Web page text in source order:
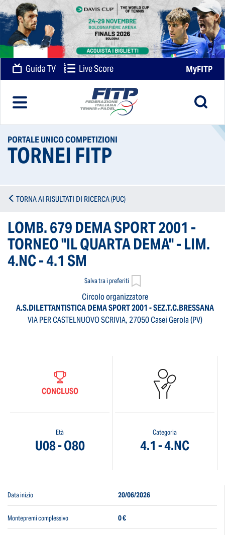
Guida TV Live Score MyFITP
PORTALE UNICO COMPETIZIONI
TORNEI FITP
TORNA AI RISULTATI DI RICERCA (PUC)
LOMB. 679 DEMA SPORT 2001 -
TORNEO "IL QUARTA DEMA" - LIM.
4.NC - 4.1 SM
Circolo organizzatore
A.S.DILETTANTISTICA DEMA SPORT 2001 - SEZ.T.C.BRESSANA
VIA PER CASTELNUOVO SCRIVIA, 27050 Casei Gerola (PV)
Salva tra i preferiti
CONCLUSO
Età
U08 - O80
Categoria
4.1 - 4.NC
Data inizio 20/06/2026
Montepremi complessivo 0 €